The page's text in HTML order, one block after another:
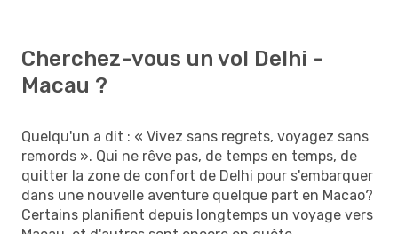
Cherchez-vous un vol Delhi -
Macau ?
Quelqu'un a dit : « Vivez sans regrets, voyagez sans
remords ». Qui ne rêve pas, de temps en temps, de
quitter la zone de confort de Delhi pour s'embarquer
dans une nouvelle aventure quelque part en Macao?
Certains planifient depuis longtemps un voyage vers